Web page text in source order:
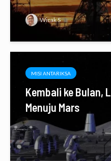
Wicak S
MISI ANTARIKSA
Kembali ke Bulan,
Menuju Mars